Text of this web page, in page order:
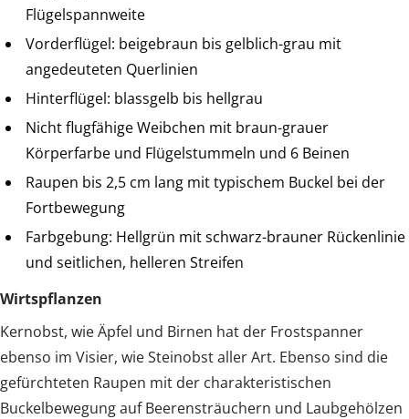
Flügelspannweite
Vorderflügel: beigebraun bis gelblich-grau mit
angedeuteten Querlinien
Hinterflügel: blassgelb bis hellgrau
Nicht flugfähige Weibchen mit braun-grauer
Körperfarbe und Flügelstummeln und 6 Beinen
Raupen bis 2,5 cm lang mit typischem Buckel bei der
Fortbewegung
Farbgebung: Hellgrün mit schwarz-brauner Rückenlinie
und seitlichen, helleren Streifen
Wirtspflanzen
Kernobst, wie Äpfel und Birnen hat der Frostspanner
ebenso im Visier, wie Steinobst aller Art. Ebenso sind die
gefürchteten Raupen mit der charakteristischen
Buckelbewegung auf Beerensträuchern und Laubgehölzen